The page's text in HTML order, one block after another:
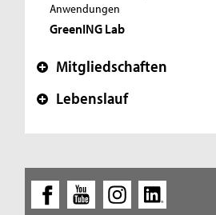
Anwendungen
GreenING Lab
+ Mitgliedschaften
+ Lebenslauf